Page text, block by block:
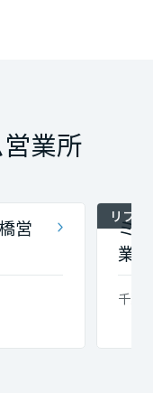
業所
営
リフ
ミ
業所
千葉